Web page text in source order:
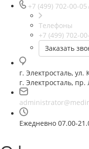
+7 (499) 702-00-05
Телефоны
+7 (499) 702-
Заказать
г. Электросталь,
г. Электросталь,
Ежедневно 07.00-